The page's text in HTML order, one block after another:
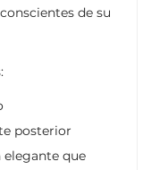
de su
posterior
elegante que